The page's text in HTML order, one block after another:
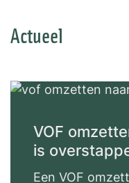
Actueel
VOF
is
Een VOF